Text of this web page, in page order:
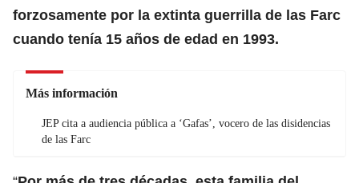
forzosamente por la extinta guerrilla de las Farc
cuando tenía 15 años de edad en 1993.
Más información
JEP cita a audiencia pública a ‘Gafas’, vocero de las disidencias
de las Farc